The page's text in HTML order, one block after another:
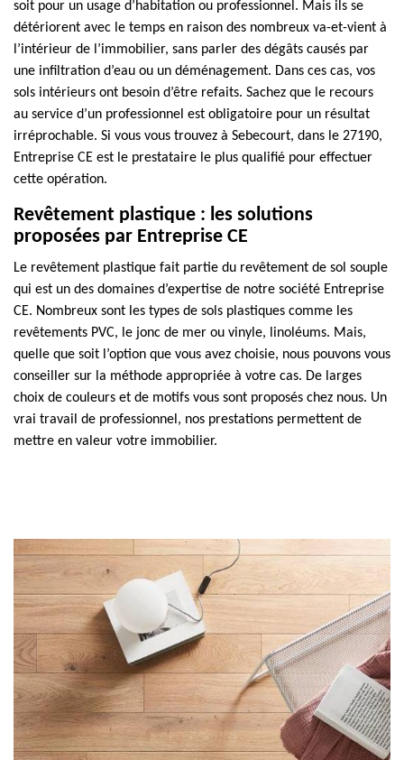
soit pour un usage d’habitation ou professionnel. Mais ils se
détériorent avec le temps en raison des nombreux va-et-vient à
l’intérieur de l’immobilier, sans parler des dégâts causés par
une infiltration d’eau ou un déménagement. Dans ces cas, vos
sols intérieurs ont besoin d’être refaits. Sachez que le recours
au service d’un professionnel est obligatoire pour un résultat
irréprochable. Si vous vous trouvez à Sebecourt, dans le 27190,
Entreprise CE est le prestataire le plus qualifié pour effectuer
cette opération.
Revêtement plastique : les solutions
proposées par Entreprise CE
Le revêtement plastique fait partie du revêtement de sol souple
qui est un des domaines d’expertise de notre société Entreprise
CE. Nombreux sont les types de sols plastiques comme les
revêtements PVC, le jonc de mer ou vinyle, linoléums. Mais,
quelle que soit l’option que vous avez choisie, nous pouvons vous
conseiller sur la méthode appropriée à votre cas. De larges
choix de couleurs et de motifs vous sont proposés chez nous. Un
vrai travail de professionnel, nos prestations permettent de
mettre en valeur votre immobilier.